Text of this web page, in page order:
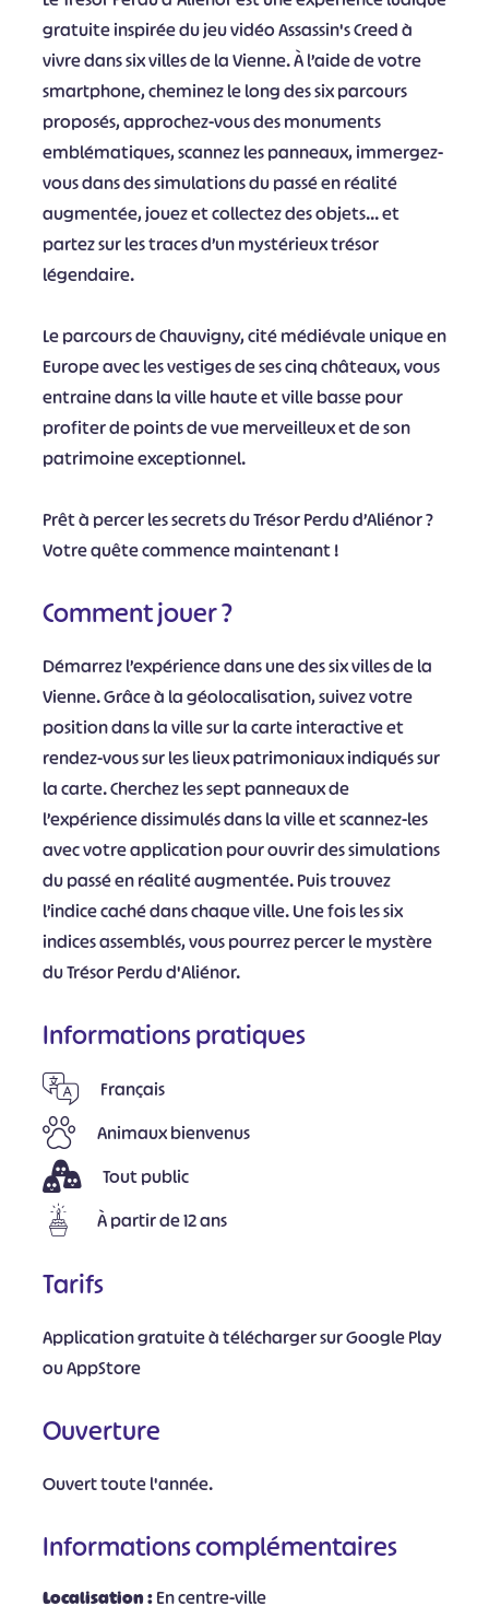
gratuite inspirée du jeu vidéo Assassin's Creed à
vivre dans six villes de la Vienne. À l’aide de votre
smartphone, cheminez le long des six parcours
proposés, approchez-vous des monuments
emblématiques, scannez les panneaux, immergez-
vous dans des simulations du passé en réalité
augmentée, jouez et collectez des objets… et
partez sur les traces d’un mystérieux trésor
légendaire.
Le parcours de Chauvigny, cité médiévale unique en
Europe avec les vestiges de ses cinq châteaux, vous
entraine dans la ville haute et ville basse pour
profiter de points de vue merveilleux et de son
patrimoine exceptionnel.
Prêt à percer les secrets du Trésor Perdu d’Aliénor ?
Votre quête commence maintenant !
Comment jouer ?
Démarrez l’expérience dans une des six villes de la
Vienne. Grâce à la géolocalisation, suivez votre
position dans la ville sur la carte interactive et
rendez-vous sur les lieux patrimoniaux indiqués sur
la carte. Cherchez les sept panneaux de
l’expérience dissimulés dans la ville et scannez-les
avec votre application pour ouvrir des simulations
du passé en réalité augmentée. Puis trouvez
l’indice caché dans chaque ville. Une fois les six
indices assemblés, vous pourrez percer le mystère
du Trésor Perdu d'Aliénor.
Informations pratiques
Français
Animaux bienvenus
Tout public
À partir de 12 ans
Tarifs
Application gratuite à télécharger sur Google Play
ou AppStore
Ouverture
Ouvert toute l'année.
Informations complémentaires
Localisation :En centre-ville